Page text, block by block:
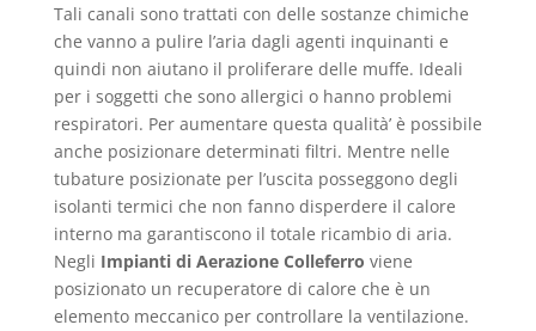
Tali canali sono trattati con delle sostanze chimiche
che vanno a pulire l’aria dagli agenti inquinanti e
quindi non aiutano il proliferare delle muffe. Ideali
per i soggetti che sono allergici o hanno problemi
respiratori. Per aumentare questa qualità’ è possibile
anche posizionare determinati filtri. Mentre nelle
tubature posizionate per l’uscita posseggono degli
isolanti termici che non fanno disperdere il calore
interno ma garantiscono il totale ricambio di aria.
Negli Impianti di Aerazione Colleferro viene
posizionato un recuperatore di calore che è un
elemento meccanico per controllare la ventilazione.